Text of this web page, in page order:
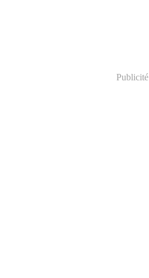
Publicité